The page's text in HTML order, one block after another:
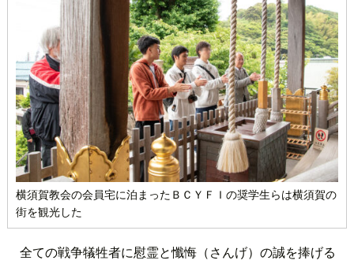
横須賀教会の会員宅に泊まったＢＣＹＦＩの奨学生らは横須賀の
街を観光した
全ての戦争犠牲者に慰霊と懺悔（さんげ）の誠を捧げる